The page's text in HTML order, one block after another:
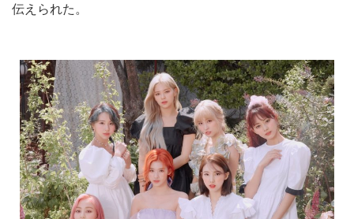
伝えられた。